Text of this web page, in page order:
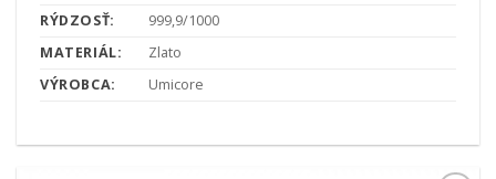
RÝDZOSŤ:
999,9/1000
MATERIÁL:
Zlato
VÝROBCA:
Umicore